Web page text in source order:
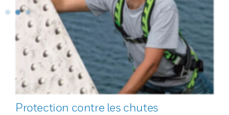
Protection contre les chutes